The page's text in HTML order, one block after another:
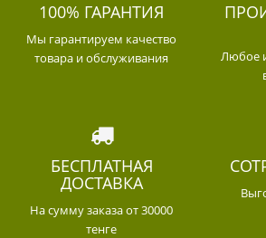
100% ГАРАНТИЯ
Мы гарантируем качество
товара и обслуживания
Любое
БЕСПЛАТНАЯ
ДОСТАВКА
На сумму заказа от 30000
тенге